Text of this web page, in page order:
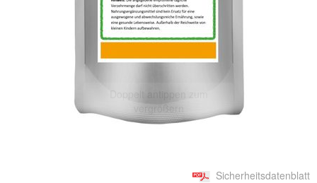
Doppelt antippen zum
vergrößern
Sicherheitsdatenblatt